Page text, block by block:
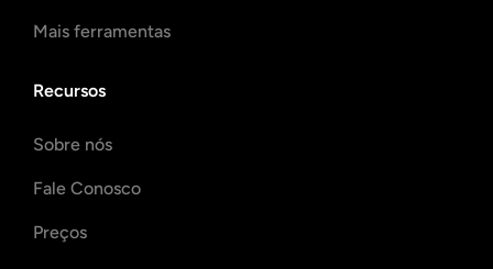
Mais ferramentas
Recursos
Sobre nós
Fale Conosco
Preços